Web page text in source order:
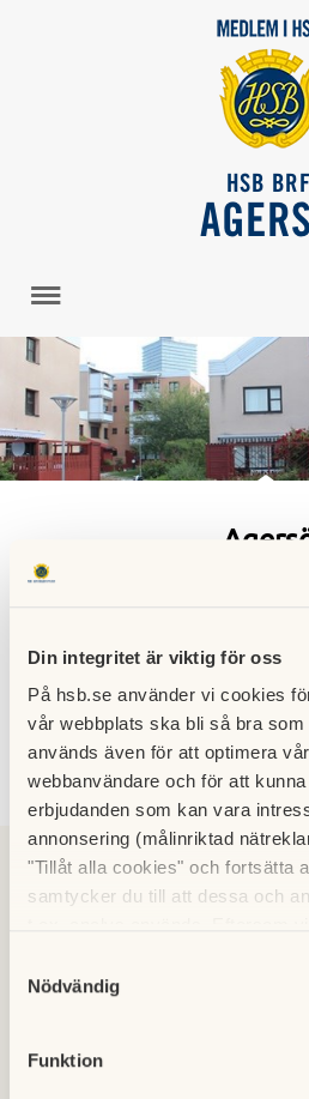
Din integritet är viktig för oss
På hsb.se använder vi cookies
vår webbplats ska bli så bra
används även för att optimera
webbanvändare och för att
erbjudanden som kan vara
annonsering (målinriktad
"Tillåt alla cookies" och fortsätta
samtycker du till att dessa och
cookies och välja att endast tillåta
Nödvändig
Funktion
HSB BRF
Välkommen till Agersö - en
I föreningen har vi 257
och en föreningslokal till vår
tillsammans för att få ett
AgersöNytt
Styrelsen har beslutat om